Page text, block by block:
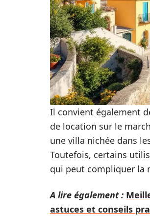
Il convient également
de location sur le
une villa nichée dans
Toutefois, certains
qui peut compliquer la
A lire également :
astuces et conseils